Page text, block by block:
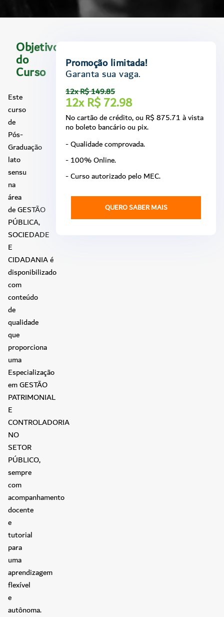
Objetivo
do
Curso
Este
curso
de
Pós-
Graduação
lato
sensu
na
área
de GESTÃO
PÚBLICA,
SOCIEDADE
E
CIDADANIA é
disponibilizado
com
conteúdo
de
qualidade
que
proporciona
uma
Especialização
em GESTÃO
PATRIMONIAL
E
CONTROLADORIA
NO
SETOR
PÚBLICO,
sempre
com
acompanhamento
docente
e
tutorial
para
uma
aprendizagem
flexível
e
autônoma.
Promoção limitada!
Garanta sua vaga.
12x R$ 149.85
12x R$ 72.98
No cartão de crédito, ou R$ 875.71 à vista
no boleto bancário ou pix.
- Qualidade comprovada.
- 100% Online.
- Curso autorizado pelo MEC.
QUERO SABER MAIS